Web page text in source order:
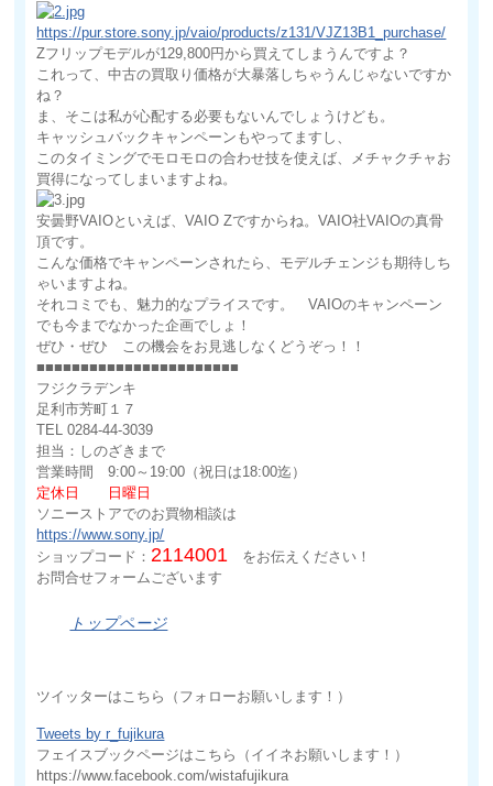
https://pur.store.sony.jp/vaio/products/z131/VJZ13B1_purchase/
Zフリップモデルが129,800円から買えてしまうんですよ？
これって、中古の買取り価格が大暴落しちゃうんじゃないですか
ね？
ま、そこは私が心配する必要もないんでしょうけども。
キャッシュバックキャンペーンもやってますし、
このタイミングでモロモロの合わせ技を使えば、メチャクチャお
買得になってしまいますよね。
安曇野VAIOといえば、VAIO Zですからね。VAIO社VAIOの真骨
頂です。
こんな価格でキャンペーンされたら、モデルチェンジも期待しち
ゃいますよね。
それコミでも、魅力的なプライスです。 VAIOのキャンペーン
でも今までなかった企画でしょ！
ぜひ・ぜひ この機会をお見逃しなくどうぞっ！！
■■■■■■■■■■■■■■■■■■■■■■■
フジクラデンキ
足利市芳町１７
TEL 0284-44-3039
担当：しのざきまで
営業時間 9:00～19:00（祝日は18:00迄）
定休日 日曜日
ソニーストアでのお買物相談は
https://www.sony.jp/
ショップコード： 2114001 をお伝えください！
お問合せフォームございます
トップページ
ツイッターはこちら（フォローお願いします！）
Tweets by r_fujikura
フェイスブックページはこちら（イイネお願いします！）
https://www.facebook.com/wistafujikura